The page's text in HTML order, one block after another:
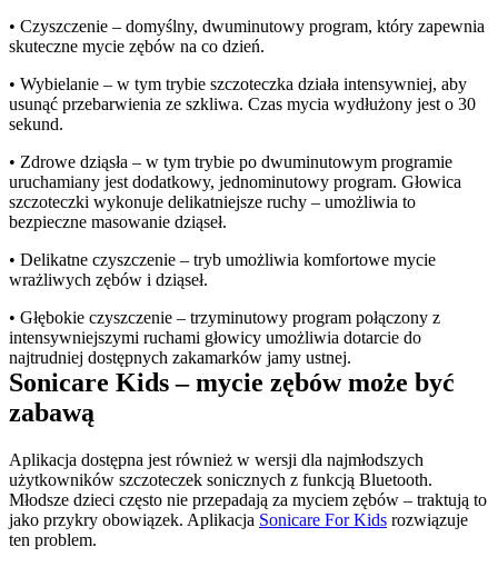
• Czyszczenie – domyślny, dwuminutowy program, który zapewnia
skuteczne mycie zębów na co dzień.
• Wybielanie – w tym trybie szczoteczka działa intensywniej, aby
usunąć przebarwienia ze szkliwa. Czas mycia wydłużony jest o 30
sekund.
• Zdrowe dziąsła – w tym trybie po dwuminutowym programie
uruchamiany jest dodatkowy, jednominutowy program. Głowica
szczoteczki wykonuje delikatniejsze ruchy – umożliwia to
bezpieczne masowanie dziąseł.
• Delikatne czyszczenie – tryb umożliwia komfortowe mycie
wrażliwych zębów i dziąseł.
• Głębokie czyszczenie – trzyminutowy program połączony z
intensywniejszymi ruchami głowicy umożliwia dotarcie do
najtrudniej dostępnych zakamarków jamy ustnej.
Sonicare Kids – mycie zębów może być
zabawą
Aplikacja dostępna jest również w wersji dla najmłodszych
użytkowników szczoteczek sonicznych z funkcją Bluetooth.
Młodsze dzieci często nie przepadają za myciem zębów – traktują to
jako przykry obowiązek. Aplikacja Sonicare For Kids rozwiązuje
ten problem.